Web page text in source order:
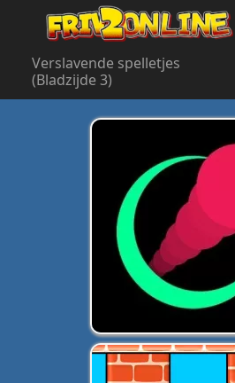
Verslavende spelletjes
(Bladzijde 3)